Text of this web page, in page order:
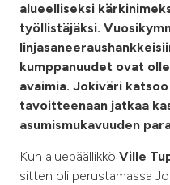
alueelliseksi
työllistäjäksi.
kumppanuudet ovat
avaimia. Jokiväri
tavoitteenaan jatkaa
asumismukavuuden
Kun aluepäällikkö Ville
sitten oli perustamassa